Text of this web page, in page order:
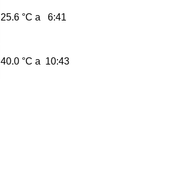
25.6 °C a 6:41
40.0 °C a 10:43